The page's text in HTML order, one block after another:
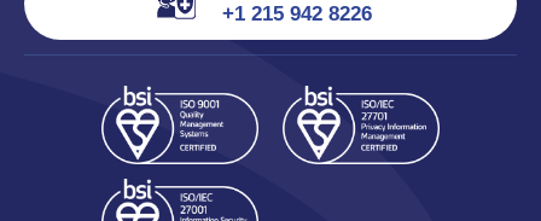
+1 215 942 8226